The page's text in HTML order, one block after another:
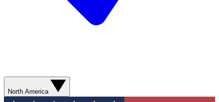
North America